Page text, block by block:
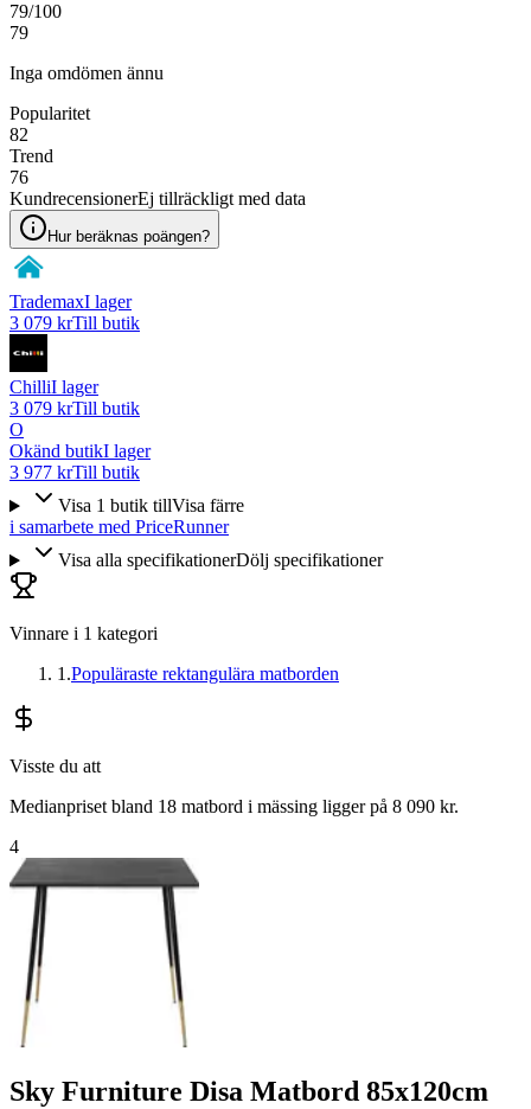
79/100
79
Inga omdömen ännu
Popularitet
82
Trend
76
KundrecensionerEj tillräckligt med data
Hur beräknas poängen?
TrademaxI lager
3 079 krTill butik
ChilliI lager
3 079 krTill butik
O
Okänd butikI lager
3 977 krTill butik
Visa 1 butik tillVisa färre
i samarbete med PriceRunner
Visa alla specifikationerDölj specifikationer
Vinnare i 1 kategori
1 .Populäraste rektangulära matborden
Visste du att
Medianpriset bland 18 matbord i mässing ligger på 8 090 kr.
4
Sky Furniture Disa Matbord 85x120cm